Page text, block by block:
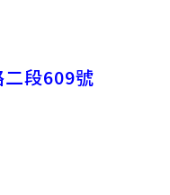
段609號